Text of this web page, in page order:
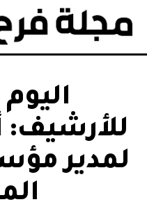
للأرشيف:
لمدير